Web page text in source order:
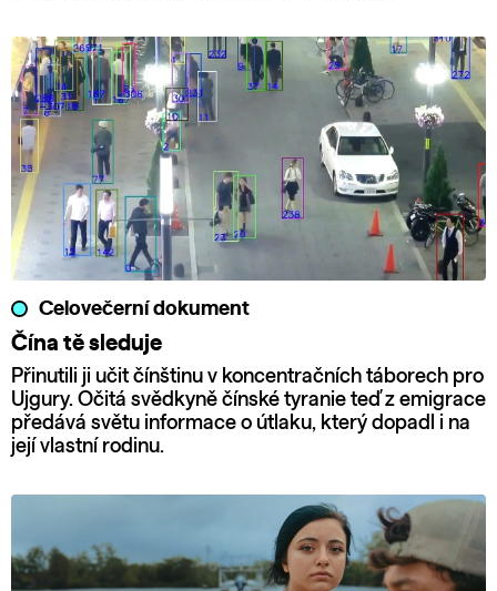
Celovečerní dokument
Čína tě sleduje
Přinutili ji učit čínštinu v koncentračních táborech pro
Ujgury. Očitá svědkyně čínské tyranie teď z emigrace
předává světu informace o útlaku, který dopadl i na
její vlastní rodinu.